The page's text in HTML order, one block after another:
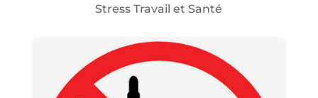
Stress Travail et Santé